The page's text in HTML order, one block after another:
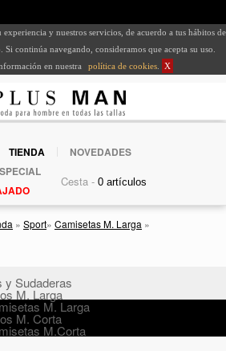
y nuestros servicios, de acuerdo a tus hábitos de
continúa navegando, consideramos que acepta su uso.
en nuestra
política de cookies X
TIENDA
NOVEDADES
Cesta -
» Sport» Camisetas M. Larga »
y Sudaderas
M. Larga
M. Larga
M. Corta
M.Corta